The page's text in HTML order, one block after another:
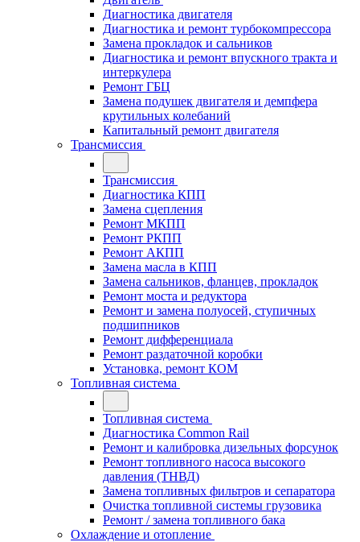
Диагностика двигателя
Диагностика и ремонт турбокомпрессора
Замена прокладок и сальников
Диагностика и ремонт впускного тракта и
интеркулера
Ремонт ГБЦ
Замена подушек двигателя и демпфера
крутильных колебаний
Капитальный ремонт двигателя
Трансмиссия
Трансмиссия
Диагностика КПП
Замена сцепления
Ремонт МКПП
Ремонт РКПП
Ремонт АКПП
Замена масла в КПП
Замена сальников, фланцев, прокладок
Ремонт моста и редуктора
Ремонт и замена полуосей, ступичных
подшипников
Ремонт дифференциала
Ремонт раздаточной коробки
Установка, ремонт КОМ
Топливная система
Топливная система
Диагностика Common Rail
Ремонт и калибровка дизельных форсунок
Ремонт топливного насоса высокого
давления (ТНВД)
Замена топливных фильтров и сепаратора
Очистка топливной системы грузовика
Ремонт / замена топливного бака
Охлаждение и отопление